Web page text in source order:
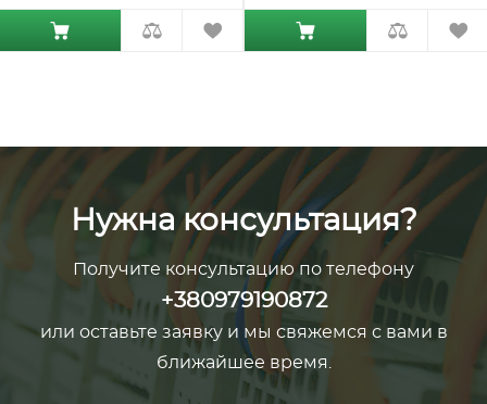
Нужна консультация?
Получите консультацию по телефону
+380979190872
или оставьте заявку и мы свяжемся с вами в
ближайшее время.